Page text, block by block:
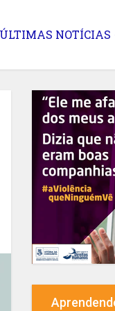
ÚLTIMAS NOTÍCIAS